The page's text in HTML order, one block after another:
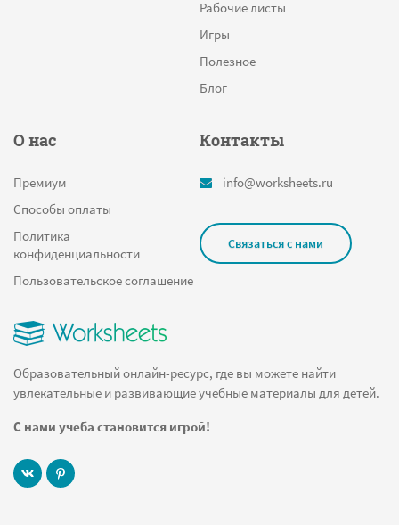
Обведи по клеточкам
Разряды трехзначных чисел
Лыжник
Раскрась по цветам
Учимся рисовать
Теория вероятности
Прописи цифра 4
Пасха
На время
Буквы
Образовательный онлайн-ресурс, где вы можете найти
увлекательные и развивающие учебные материалы для детей.
С нами учеба становится игрой!
Рабочие листы
Игры
Полезное
Блог
О нас
Премиум
Способы оплаты
Политика
конфиденциальности
Пользовательское соглашение
Контакты
info@worksheets.ru
Связаться с нами